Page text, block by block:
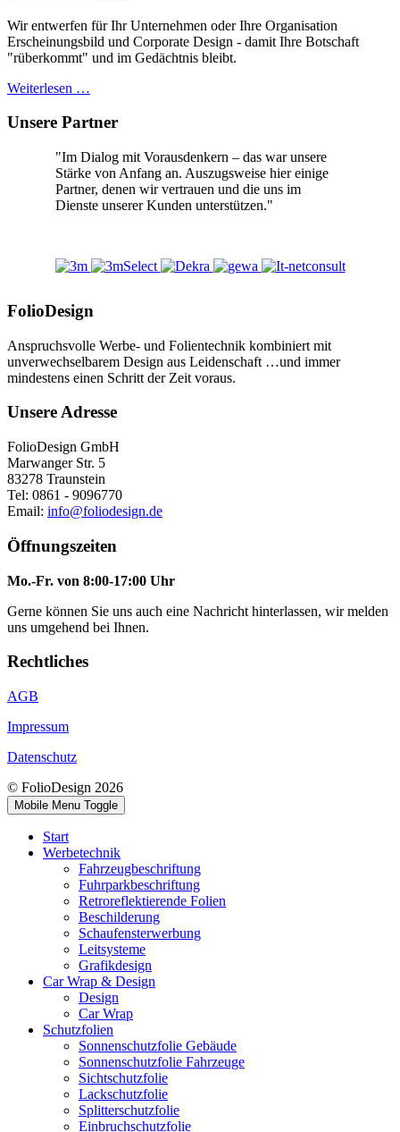
Wir entwerfen für Ihr Unternehmen oder Ihre Organisation
Erscheinungsbild und Corporate Design - damit Ihre Botschaft
"rüberkommt" und im Gedächtnis bleibt.
Weiterlesen …
Unsere Partner
"Im Dialog mit Vorausdenkern – das war unsere
Stärke von Anfang an. Auszugsweise hier einige
Partner, denen wir vertrauen und die uns im
Dienste unserer Kunden unterstützen."
FolioDesign
Anspruchsvolle Werbe- und Folientechnik kombiniert mit
unverwechselbarem Design aus Leidenschaft …und immer
mindestens einen Schritt der Zeit voraus.
Unsere Adresse
FolioDesign GmbH
Marwanger Str. 5
83278 Traunstein
Tel: 0861 - 9096770
Email: info@foliodesign.de
Öffnungszeiten
Mo.-Fr. von 8:00-17:00 Uhr
Gerne können Sie uns auch eine Nachricht hinterlassen, wir melden
uns umgehend bei Ihnen.
Rechtliches
AGB
Impressum
Datenschutz
© FolioDesign 2026
Mobile Menu Toggle
Start
Werbetechnik
Fahrzeugbeschriftung
Fuhrparkbeschriftung
Retroreflektierende Folien
Beschilderung
Schaufensterwerbung
Leitsysteme
Grafikdesign
Car Wrap & Design
Design
Car Wrap
Schutzfolien
Sonnenschutzfolie Gebäude
Sonnenschutzfolie Fahrzeuge
Sichtschutzfolie
Lackschutzfolie
Splitterschutzfolie
Einbruchschutzfolie